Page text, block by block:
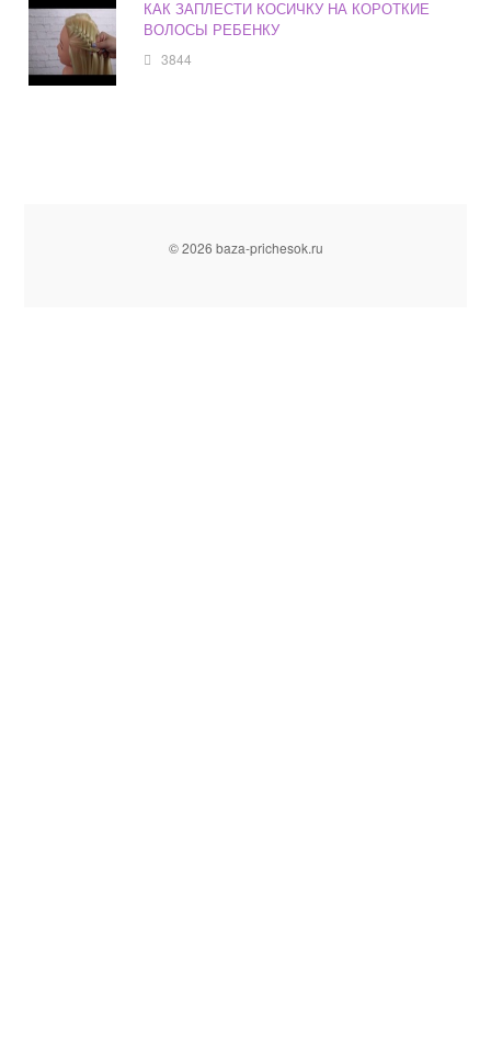
КАК ЗАПЛЕСТИ КОСИЧКУ НА КОРОТКИЕ
ВОЛОСЫ РЕБЕНКУ
3844
© 2026 baza-prichesok.ru